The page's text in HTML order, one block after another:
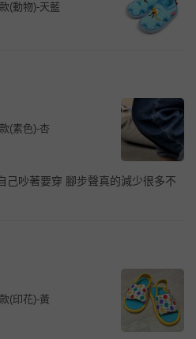
(動物)-天藍
(素色)-杏
己吵著要穿 腳步聲真的減少很多不
(印花)-黃